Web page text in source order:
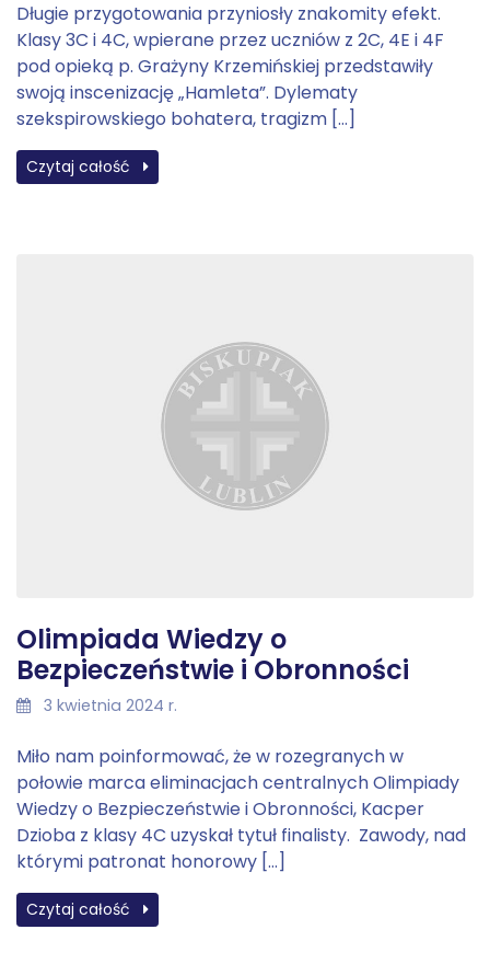
Długie przygotowania przyniosły znakomity efekt.
Klasy 3C i 4C, wpierane przez uczniów z 2C, 4E i 4F
pod opieką p. Grażyny Krzemińskiej przedstawiły
swoją inscenizację „Hamleta”. Dylematy
szekspirowskiego bohatera, tragizm […]
Czytaj całość
Olimpiada Wiedzy o
Bezpieczeństwie i Obronności
3 kwietnia 2024 r.
Miło nam poinformować, że w rozegranych w
połowie marca eliminacjach centralnych Olimpiady
Wiedzy o Bezpieczeństwie i Obronności, Kacper
Dzioba z klasy 4C uzyskał tytuł finalisty. Zawody, nad
którymi patronat honorowy […]
Czytaj całość